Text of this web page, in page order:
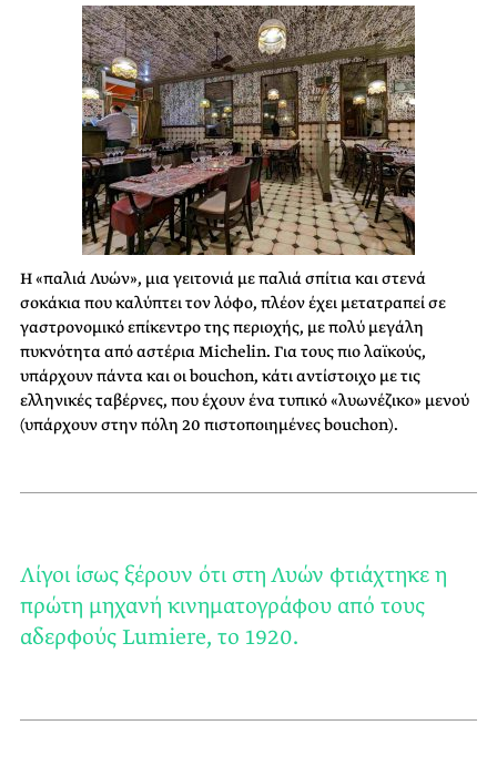
Η «παλιά Λυών», μια γειτονιά με παλιά σπίτια και στενά
σοκάκια που καλύπτει τον λόφο, πλέον έχει μετατραπεί σε
γαστρονομικό επίκεντρο της περιοχής, με πολύ μεγάλη
πυκνότητα από αστέρια Michelin. Για τους πιο λαϊκούς,
υπάρχουν πάντα και οι bouchon, κάτι αντίστοιχο με τις
ελληνικές ταβέρνες, που έχουν ένα τυπικό «λυωνέζικο» μενού
(υπάρχουν στην πόλη 20 πιστοποιημένες bouchon).
Λίγοι ίσως ξέρουν ότι στη Λυών φτιάχτηκε η
πρώτη μηχανή κινηματογράφου από τους
αδερφούς Lumiere, τo 1920.